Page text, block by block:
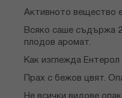
Активното вещество
Всяко саше съдържа
плодов аромат.
Как изглежда
Прах с бежов цвят.